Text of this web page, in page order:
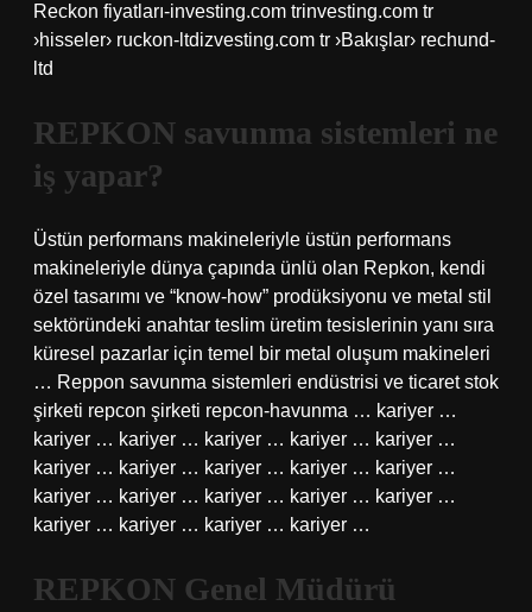
Reckon fiyatları-investing.com trinvesting.com tr
›hisseler› ruckon-ltdizvesting.com tr ›Bakışlar› rechund-
ltd
REPKON savunma sistemleri ne
iş yapar?
Üstün performans makineleriyle üstün performans
makineleriyle dünya çapında ünlü olan Repkon, kendi
özel tasarımı ve “know-how” prodüksiyonu ve metal stil
sektöründeki anahtar teslim üretim tesislerinin yanı sıra
küresel pazarlar için temel bir metal oluşum makineleri
… Reppon savunma sistemleri endüstrisi ve ticaret stok
şirketi repcon şirketi repcon-havunma … kariyer …
kariyer … kariyer … kariyer … kariyer … kariyer …
kariyer … kariyer … kariyer … kariyer … kariyer …
kariyer … kariyer … kariyer … kariyer … kariyer …
kariyer … kariyer … kariyer … kariyer …
REPKON Genel Müdürü